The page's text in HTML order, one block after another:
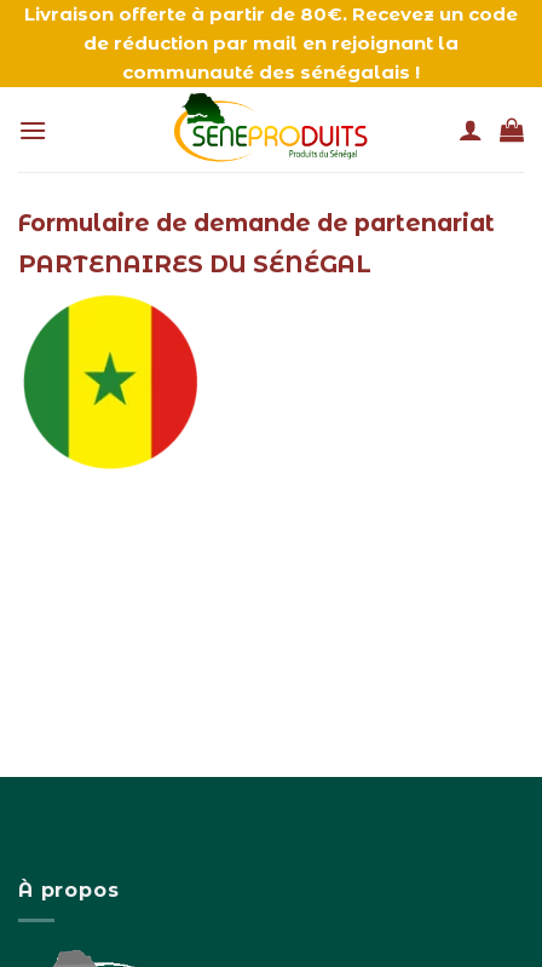
Passer
Livraison offerte à partir de 80€. Recevez un code
de réduction par mail en rejoignant la
communauté des sénégalais !
Formulaire de demande de partenariat
PARTENAIRES DU SÉNÉGAL
À propos